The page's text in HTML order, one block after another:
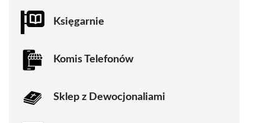
Księgarnie
Komis Telefonów
Sklep z Dewocjonaliami